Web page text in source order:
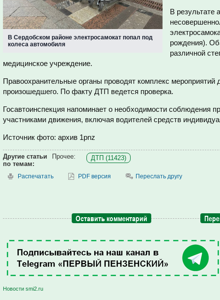
В Сердобском районе электросамокат попал под
колеса автомобиля
В результате
рождения).
различной
медицинское учреждение.
Правоохранительные органы проводят комплекс мероприятий
произошедшего. По факту ДТП ведется проверка.
Госавтоинспекция напоминает о необходимости соблюдения
участниками движения, включая водителей средств
Источник фото: архив 1pnz
Другие статьи
по темам:
Прочее: ДТП (11423)
Распечатать PDF версия Переслать другу
Оставить комментарий
Новости smi2.ru